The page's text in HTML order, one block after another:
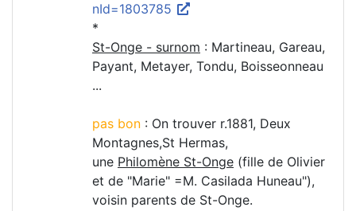
nId=1803785
*
St-Onge - surnom : Martineau, Gareau,
Payant, Metayer, Tondu, Boisseonneau
...
pas bon : On trouver r.1881, Deux
Montagnes,St Hermas,
une Philomène St-Onge (fille de Olivier
et de "Marie" =M. Casilada Huneau"),
voisin parents de St-Onge.